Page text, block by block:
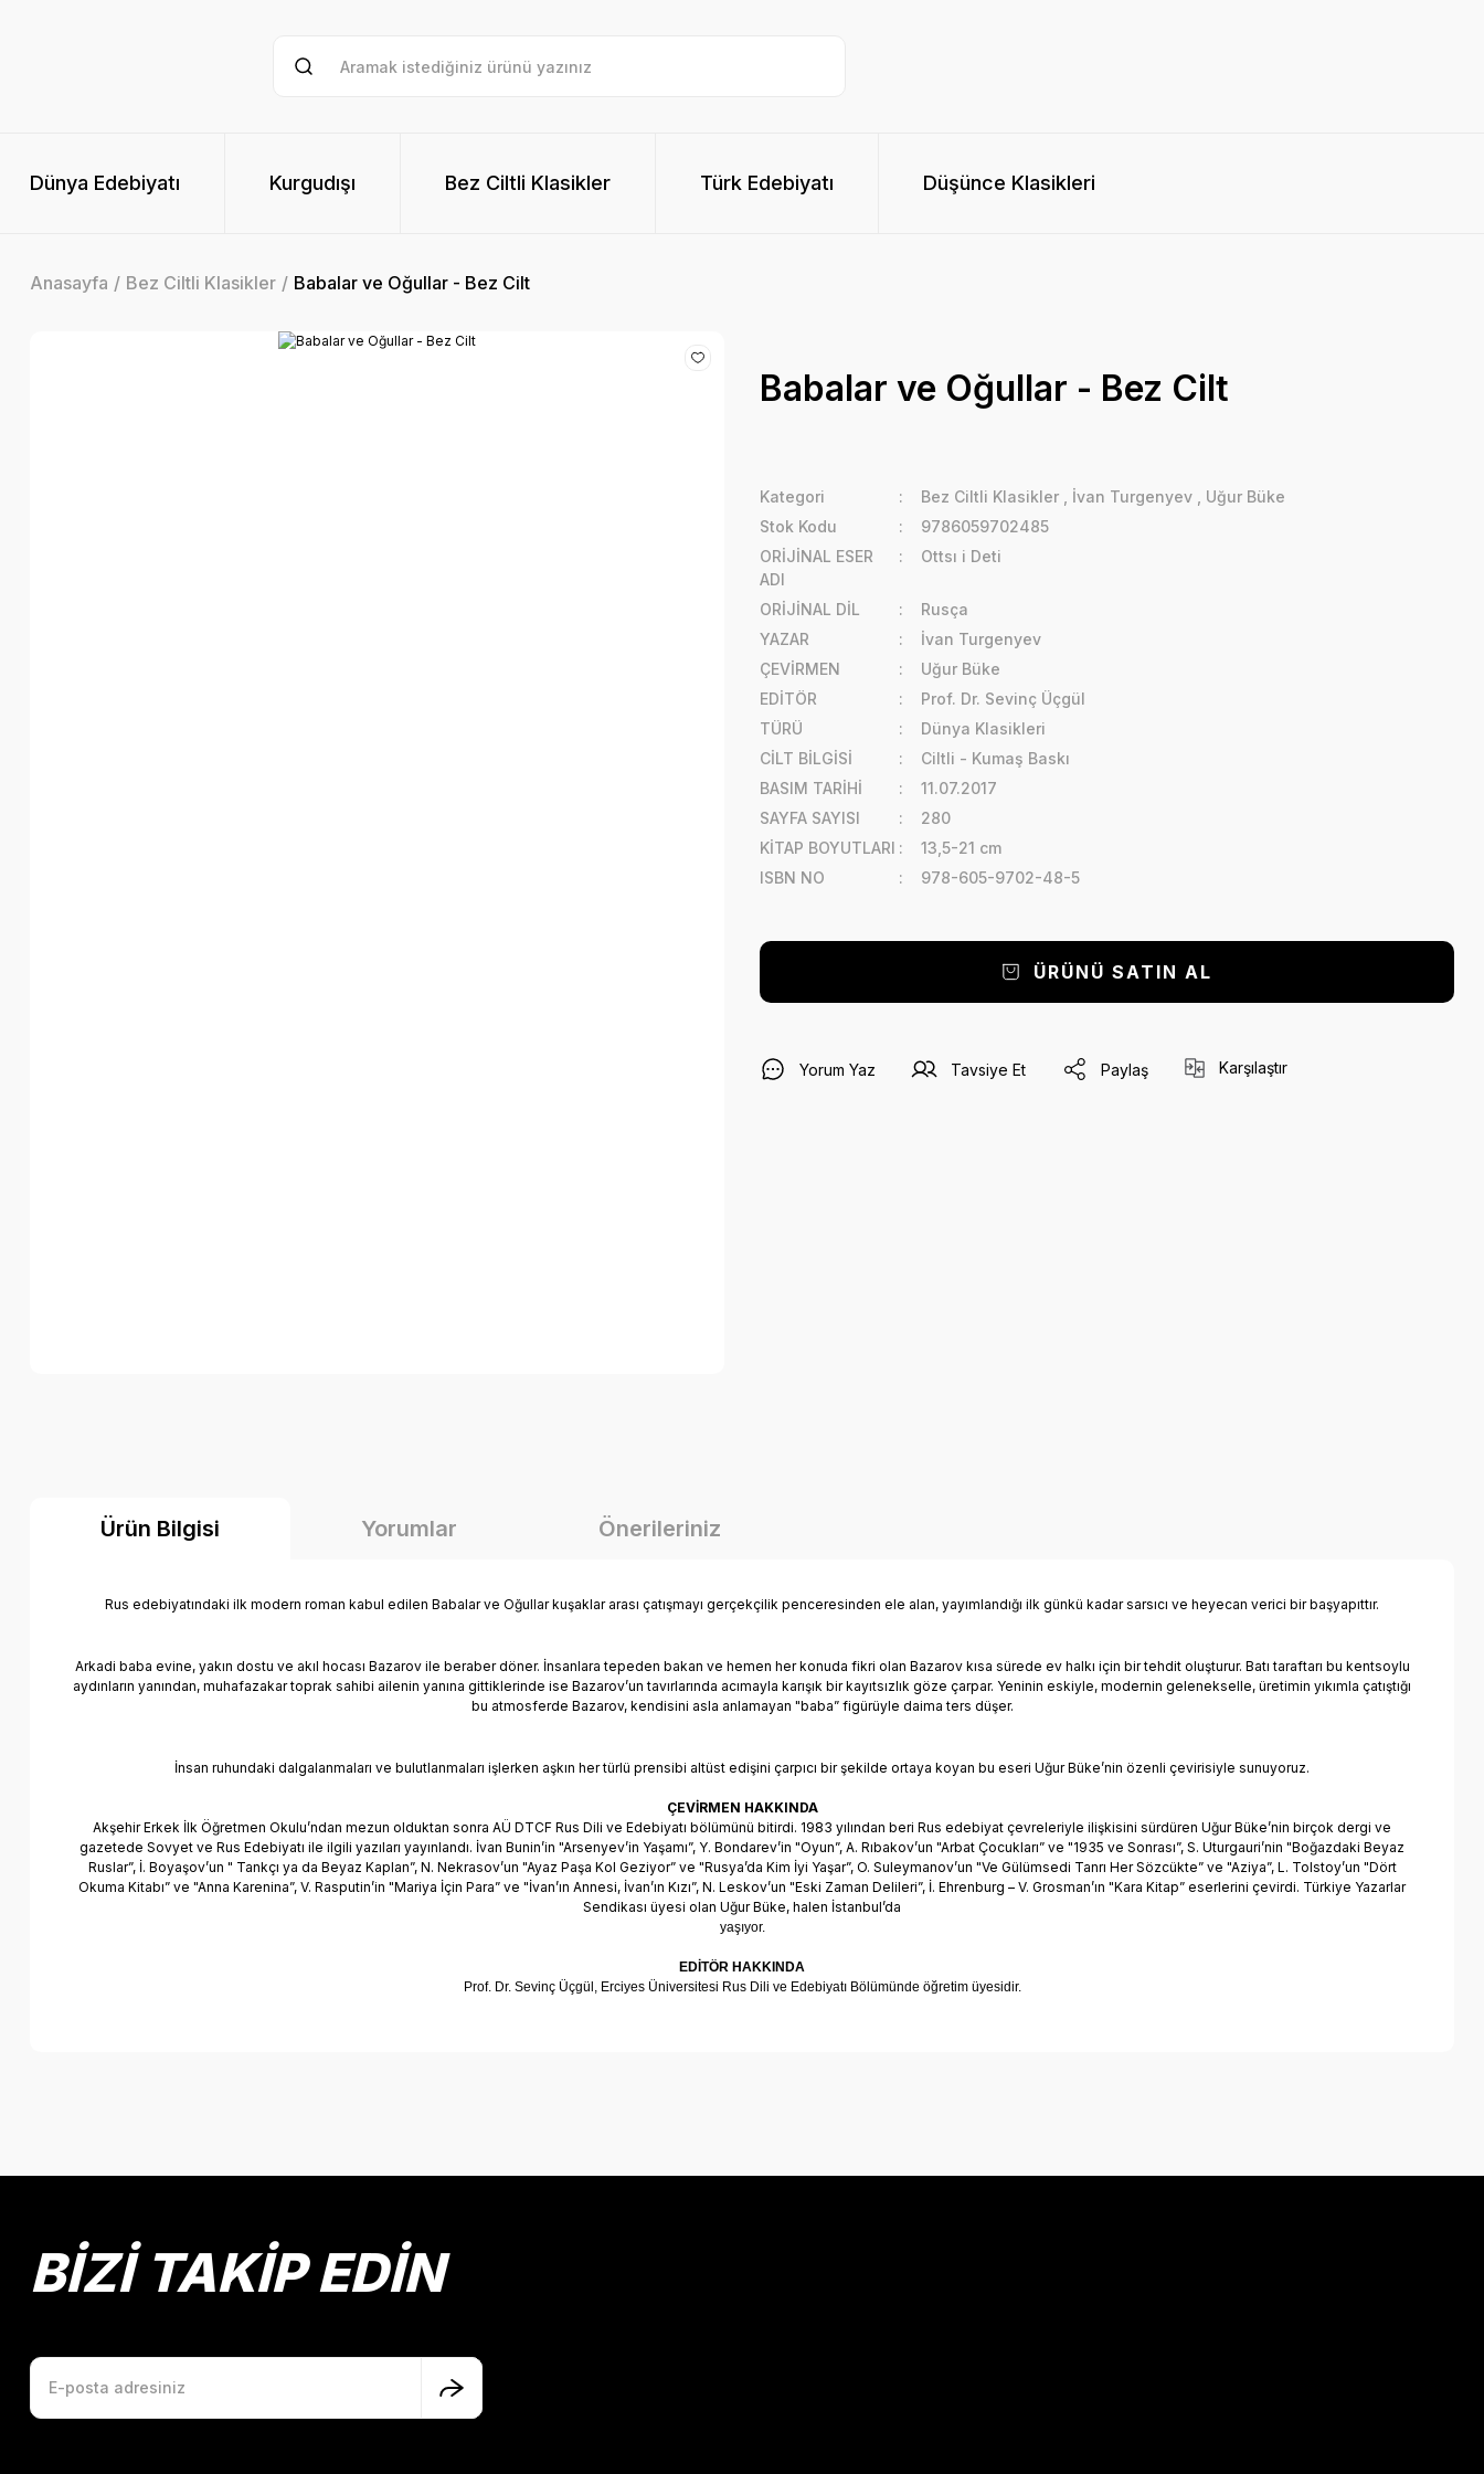
Dünya Edebiyatı Kurgudışı Bez Ciltli Klasikler Türk Edebiyatı Düşünce Klasikleri
Anasayfa Bez Ciltli Klasikler Babalar ve Oğullar - Bez Cilt
Babalar ve Oğullar - Bez Cilt
Kategori Bez Ciltli Klasikler İvan Turgenyev
Uğur Büke
Stok Kodu
9786059702485
ORİJİNAL ESER
ADI
Ottsı i Deti
ORİJİNAL DİL
Rusça
YAZAR
İvan Turgenyev
ÇEVİRMEN
Uğur Büke
EDİTÖR
Prof. Dr. Sevinç Üçgül
TÜRÜ
Dünya Klasikleri
CİLT BİLGİSİ
Ciltli - Kumaş Baskı
BASIM TARİHİ
11.07.2017
SAYFA SAYISI
280
KİTAP BOYUTLARI
13,5-21 cm
ISBN NO
978-605-9702-48-5
ÜRÜNÜ SATIN AL
Yorum Yaz Tavsiye Et Paylaş Karşılaştır
Ürün Bilgisi Yorumlar Önerileriniz
Rus edebiyatındaki ilk modern roman kabul edilen Babalar ve Oğullar kuşaklar arası çatışmayı gerçekçilik penceresinden ele alan, yayımlandığı ilk günkü kadar sarsıcı ve heyecan verici bir başyapıttır.
Arkadi baba evine, yakın dostu ve akıl hocası Bazarov ile beraber döner. İnsanlara tepeden bakan ve hemen her konuda fikri olan Bazarov kısa sürede ev halkı için bir tehdit oluşturur. Batı taraftarı bu kentsoylu
aydınların yanından, muhafazakar toprak sahibi ailenin yanına gittiklerinde ise Bazarov’un tavırlarında acımayla karışık bir kayıtsızlık göze çarpar. Yeninin eskiyle, modernin gelenekselle, üretimin yıkımla çatıştığı
bu atmosferde Bazarov, kendisini asla anlamayan "baba” figürüyle daima ters düşer.
İnsan ruhundaki dalgalanmaları ve bulutlanmaları işlerken aşkın her türlü prensibi altüst edişini çarpıcı bir şekilde ortaya koyan bu eseri Uğur Büke’nin özenli çevirisiyle sunuyoruz.
ÇEVİRMEN HAKKINDA
Akşehir Erkek İlk Öğretmen Okulu’ndan mezun olduktan sonra AÜ DTCF Rus Dili ve Edebiyatı bölümünü bitirdi. 1983 yılından beri Rus edebiyat çevreleriyle ilişkisini sürdüren Uğur Büke’nin birçok dergi ve
gazetede Sovyet ve Rus Edebiyatı ile ilgili yazıları yayınlandı. İvan Bunin’in "Arsenyev’in Yaşamı”, Y. Bondarev’in "Oyun”, A. Rıbakov’un "Arbat Çocukları” ve "1935 ve Sonrası”, S. Uturgauri’nin "Boğazdaki Beyaz
Ruslar”, İ. Boyaşov’un " Tankçı ya da Beyaz Kaplan”, N. Nekrasov’un "Ayaz Paşa Kol Geziyor” ve "Rusya’da Kim İyi Yaşar”, O. Suleymanov’un "Ve Gülümsedi Tanrı Her Sözcükte” ve "Aziya”, L. Tolstoy’un "Dört
Okuma Kitabı” ve "Anna Karenina”, V. Rasputin’in "Mariya İçin Para” ve "İvan’ın Annesi, İvan’ın Kızı”, N. Leskov’un "Eski Zaman Delileri”, İ. Ehrenburg – V. Grosman’ın "Kara Kitap” eserlerini çevirdi. Türkiye Yazarlar
Sendikası üyesi olan Uğur Büke, halen İstanbul’da
yaşıyor.
EDİTÖR HAKKINDA
Prof. Dr. Sevinç Üçgül, Erciyes Üniversitesi Rus Dili ve Edebiyatı Bölümünde öğretim üyesidir.
Ürün resmi kalitesiz, bozuk veya görüntülenemiyor.
Ürün fiyatı diğer sitelerden daha pahalı.
Bu ürüne benzer farklı alternatifler olmalı.
BİZİ TAKİP EDİN